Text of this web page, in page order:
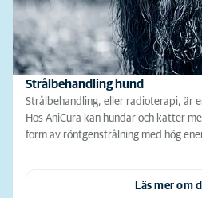
Strålbehandling hund
Strålbehandling, eller radioterapi, är
Hos AniCura kan hundar och katter
form av röntgenstrålning med hög
Läs mer om